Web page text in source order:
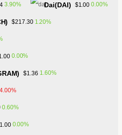
3.90% Dai(DAI) $1.00 0.00%
$217.30 1.20%
0.00%
$1.36 1.60%
0.60%
0.00%